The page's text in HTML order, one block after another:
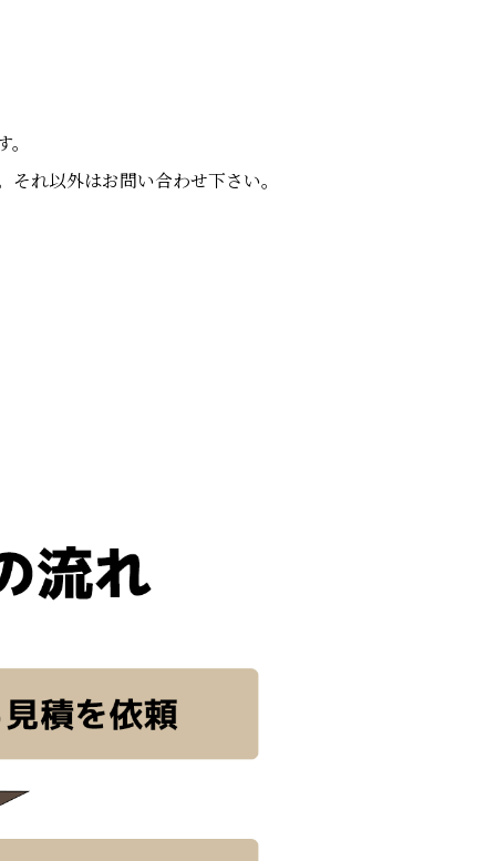
れ以外はお問い合わせ下さい。